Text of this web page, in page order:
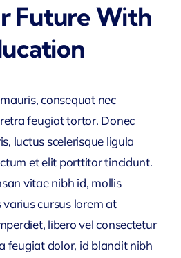
Future With
consequat nec
feugiat tortor. Donec
luctus scelerisque ligula
et elit porttitor tincidunt.
vitae nibh id, mollis
cursus lorem at
libero vel consectetur
feugiat dolor, id blandit nibh